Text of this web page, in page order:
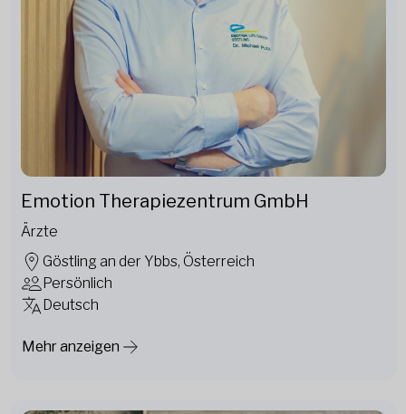
Emotion Therapiezentrum GmbH
Ärzte
Göstling an der Ybbs, Österreich
Persönlich
Deutsch
Mehr anzeigen